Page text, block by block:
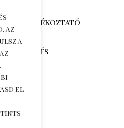
Az
a
el
tájékoztató
díjak és